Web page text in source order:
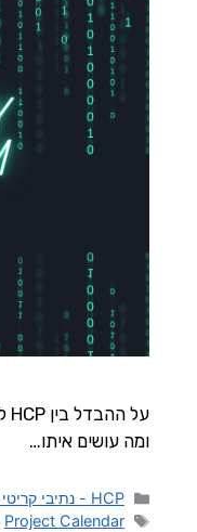
ומה עושים איתו…
HCP - נתיבי קריטי נסתר
Project Calendar